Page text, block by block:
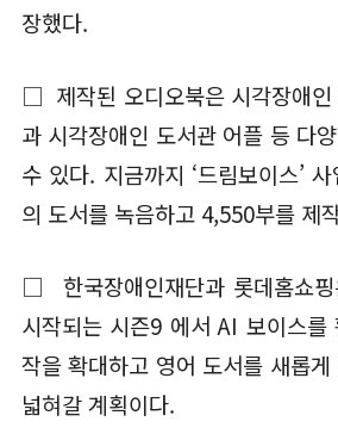
장했다.
□ 제작된 오디오북은 시각장애인
과 시각장애인 도서관 어플 등 다
수 있다. 지금까지 ‘드림보이스’
의 도서를 녹음하고 4,550부를 제
□ 한국장애인재단과 롯데홈쇼
시작되는 시즌9 에서 AI 보이스를
작을 확대하고 영어 도서를 새롭
넓혀갈 계획이다.